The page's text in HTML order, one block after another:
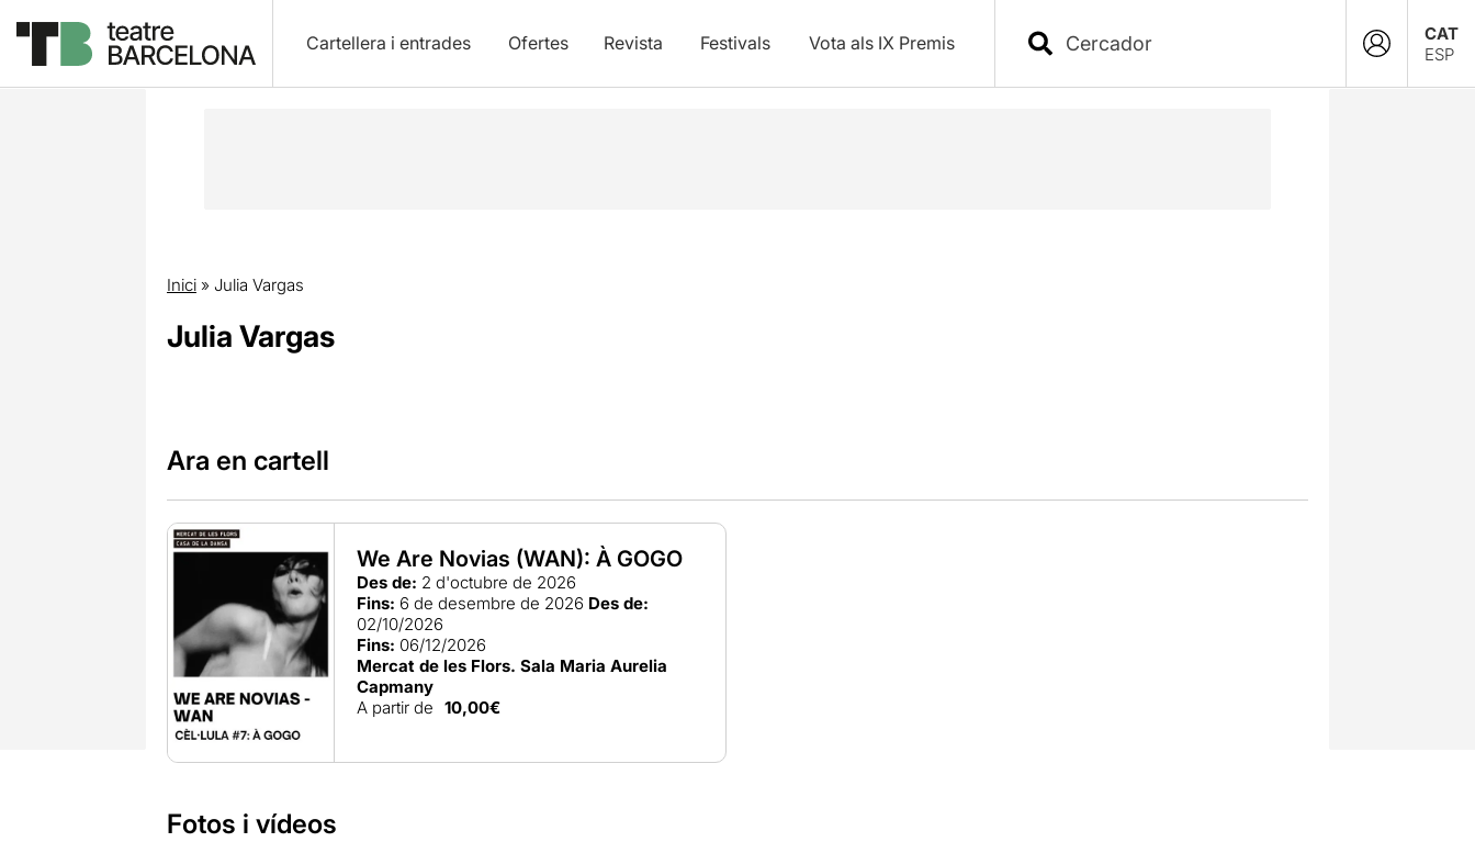
Cartellera i entrades Ofertes Revista Festivals Vota als IX Premis
CAT
ESP
Inici» Julia Vargas
Julia Vargas
Ara en cartell
We Are Novias (WAN): À GOGO
Des de: 2 d'octubre de 2026
Fins: 6 de desembre de 2026 Des de:
02/10/2026
Fins: 06/12/2026
Mercat de les Flors. Sala Maria Aurelia
Capmany
A partir de 10,00€
Fotos i vídeos